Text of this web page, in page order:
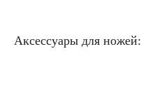
Аксессуары для ножей: